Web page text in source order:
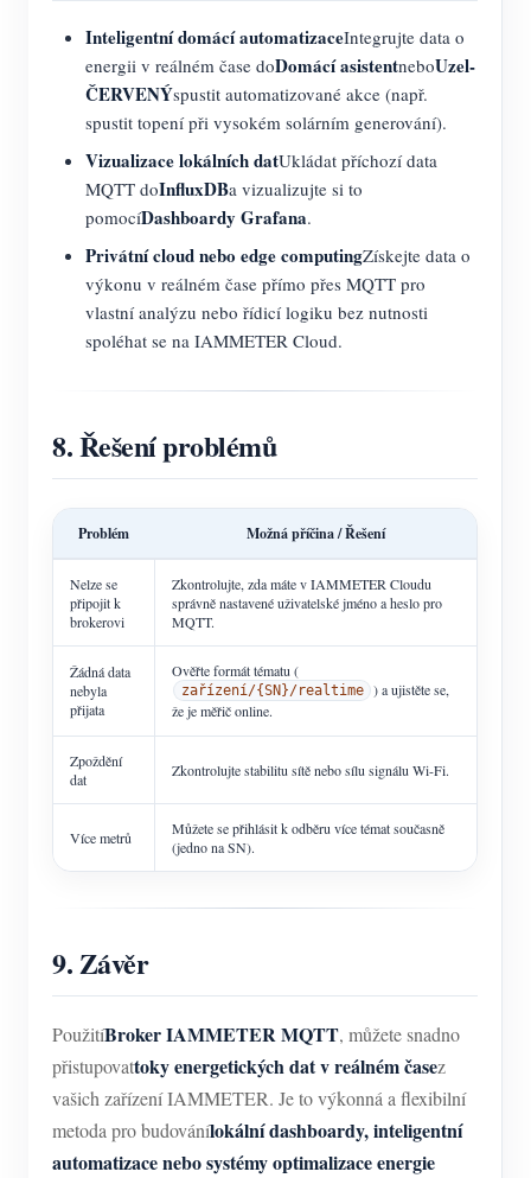
Inteligentní domácí automatizaceIntegrujte data o
energii v reálném čase doDomácí asistentneboUzel-
ČERVENÝspustit automatizované akce (např.
spustit topení při vysokém solárním generování).
Vizualizace lokálních datUkládat příchozí data
MQTT doInfluxDBa vizualizujte si to
pomocíDashboardy Grafana.
Privátní cloud nebo edge computingZískejte data o
výkonu v reálném čase přímo přes MQTT pro
vlastní analýzu nebo řídicí logiku bez nutnosti
spoléhat se na IAMMETER Cloud.
8. Řešení problémů
Problém Možná příčina / Řešení
Nelze se
připojit k
brokerovi
Zkontrolujte, zda máte v IAMMETER Cloudu
správně nastavené uživatelské jméno a heslo pro
MQTT.
Žádná data
nebyla
přijata
Ověřte formát tématu (
zařízení/{SN}/realtime ) a ujistěte se,
že je měřič online.
Zpoždění
dat
Zkontrolujte stabilitu sítě nebo sílu signálu Wi-Fi.
Více metrů
Můžete se přihlásit k odběru více témat současně
(jedno na SN).
9. Závěr
PoužitíBroker IAMMETER MQTT, můžete snadno
přistupovattoky energetických dat v reálném časez
vašich zařízení IAMMETER. Je to výkonná a flexibilní
metoda pro budovánílokální dashboardy, inteligentní
automatizace nebo systémy optimalizace energie